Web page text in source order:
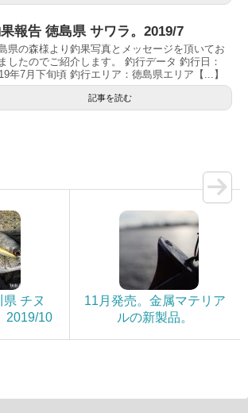
報告 徳島県 サワラ。2019/7
県の森様より釣果写真とメッセージを頂いてお
したのでご紹介します。 釣行データ 釣行日：
年7月下旬頃 釣行エリア：徳島県エリア【...】
記事を読む
チヌ
2019/10
11月発売。金属マテリア
ルの新製品。